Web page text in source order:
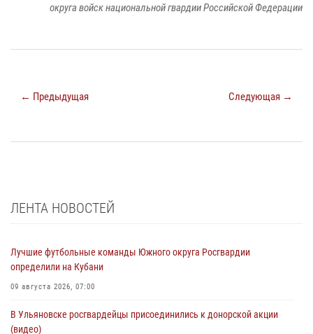
округа войск национальной гвардии Российской Федерации
← Предыдущая Следующая →
ЛЕНТА НОВОСТЕЙ
Лучшие футбольные команды Южного округа Росгвардии
определили на Кубани
09 августа 2026, 07:00
В Ульяновске росгвардейцы присоединились к донорской акции
(видео)